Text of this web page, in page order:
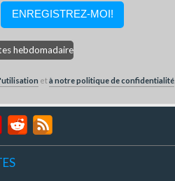
hebdomadaires
età notre politique de confidentialité